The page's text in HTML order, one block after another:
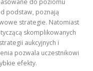
do poziomu
podstaw, poznają
strategie. Natomiast
skomplikowanych
aukcyjnych i
pozwala uczestnikowi
efekty.